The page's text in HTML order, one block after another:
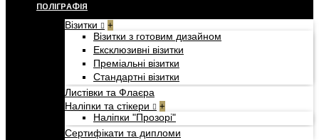
ПОЛІГРАФІЯ
Візитки +
Візитки з готовим дизайном
Ексклюзивні візитки
Преміальні візитки
Стандартні візитки
Листівки та Флаєра
Наліпки та стікери
+
Наліпки "Прозорі"
Сертифікати та дипломи